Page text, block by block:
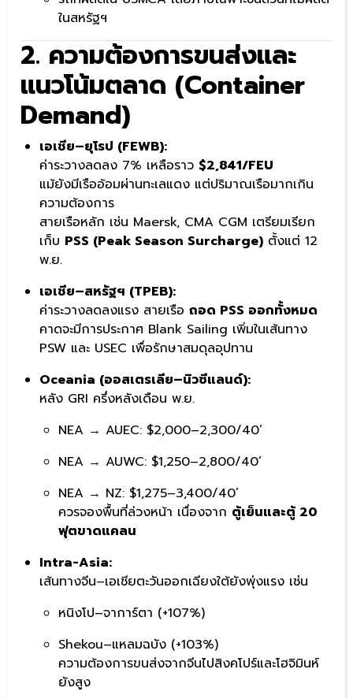
ในสหรัฐฯ
2. ความต้องการขนส่งและ
แนวโน้มตลาด (Container
Demand)
เอเชีย–ยุโรป (FEWB):
ค่าระวางลดลง 7% เหลือราว $2,841/FEU
แม้ยังมีเรืออ้อมผ่านทะเลแดง แต่ปริมาณเรือมากเกิน
ความต้องการ
สายเรือหลัก เช่น Maersk, CMA CGM เตรียมเรียก
เก็บ PSS (Peak Season Surcharge) ตั้งแต่ 12
พ.ย.
เอเชีย–สหรัฐฯ (TPEB):
ค่าระวางลดลงแรง สายเรือ ถอด PSS ออกทั้งหมด
คาดจะมีการประกาศ Blank Sailing เพิ่มในเส้นทาง
PSW และ USEC เพื่อรักษาสมดุลอุปทาน
Oceania (ออสเตรเลีย–นิวซีแลนด์):
หลัง GRI ครึ่งหลังเดือน พ.ย.
NEA → AUEC: $2,000–2,300/40’
NEA → AUWC: $1,250–2,800/40’
NEA → NZ: $1,275–3,400/40’
ควรจองพื้นที่ล่วงหน้า เนื่องจาก ตู้เย็นและตู้ 20
ฟุตขาดแคลน
Intra-Asia:
เส้นทางจีน–เอเชียตะวันออกเฉียงใต้ยังพุ่งแรง เช่น
หนิงโป–จาการ์ตา (+107%)
Shekou–แหลมฉบัง (+103%)
ความต้องการขนส่งจากจีนไปสิงคโปร์และโฮจิมินห์
ยังสูง